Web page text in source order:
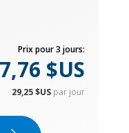
Prix pour 3 jours:
$US
29,25 $US par jour